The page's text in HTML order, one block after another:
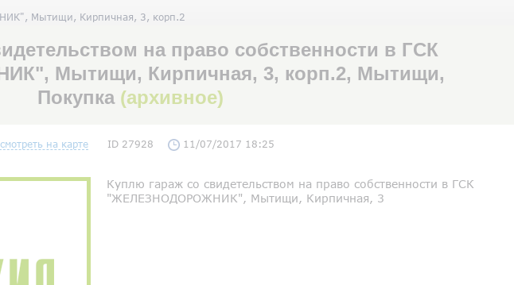
Мытищи, Кирпичная, 3, корп.2
на право собственности в ГСК
Мытищи, Кирпичная, 3, корп.2, Мытищи,
Покупка (архивное)
на карте ID 27928 11/07/2017 18:25
Куплю гараж со свидетельством на право собственности в ГСК
"ЖЕЛЕЗНОДОРОЖНИК", Мытищи, Кирпичная, 3